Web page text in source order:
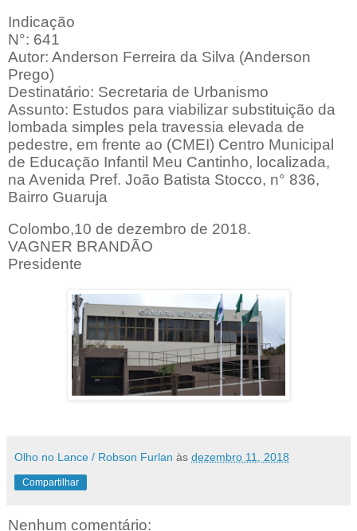
Indicação
N°: 641
Autor: Anderson Ferreira da Silva (Anderson
Prego)
Destinatário: Secretaria de Urbanismo
Assunto: Estudos para viabilizar substituição da
lombada simples pela travessia elevada de
pedestre, em frente ao (CMEI) Centro Municipal
de Educação Infantil Meu Cantinho, localizada,
na Avenida Pref. João Batista Stocco, n° 836,
Bairro Guaruja
Colombo,10 de dezembro de 2018.
VAGNER BRANDÃO
Presidente
Olho no Lance / Robson Furlan às dezembro 11, 2018
Compartilhar
Nenhum comentário: